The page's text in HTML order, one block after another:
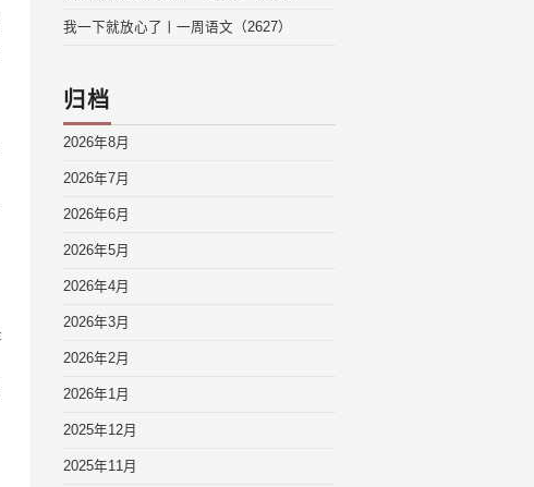
我一下就放心了丨一周语文（2627）
归档
2026年8月
2026年7月
2026年6月
2026年5月
2026年4月
2026年3月
2026年2月
2026年1月
2025年12月
2025年11月